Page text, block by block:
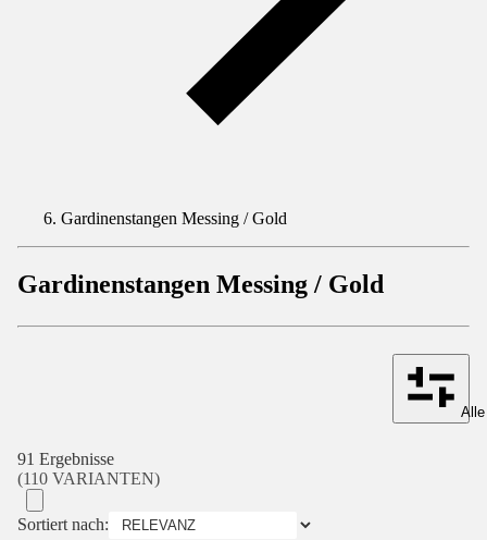
Gardinenstangen Messing / Gold
Gardinenstangen Messing / Gold
91 Ergebnisse
(110 VARIANTEN)
Sortiert nach: